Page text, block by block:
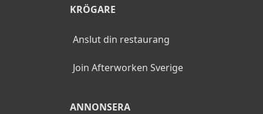
KRÖGARE
Anslut din restaurang
Join Afterworken Sverige
ANNONSERA